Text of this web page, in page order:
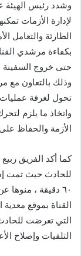
وشدد رئيس الهيئة
لإدارة الأزمات
الطارئة والتعامل
بكفاءة مرشدي
وذلك بالتعاون مع
تحول لغرفة عمليات
واتخاذ ما يلزم
الأزمة والحفاظ
كما أكد الفريق
للحادث حيث تمت
٦٠ دقيقة ،
القناة بموقع
التي تعرضت للحادث
التلفيات وإصلاح